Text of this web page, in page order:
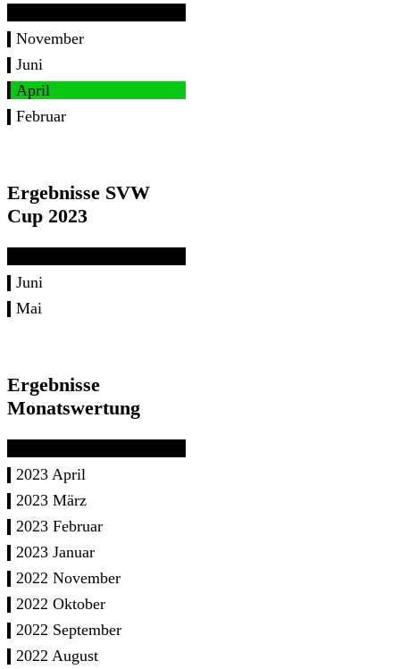
November
Juni
April
Februar
Ergebnisse SVW
Cup 2023
Juni
Mai
Ergebnisse
Monatswertung
2023 April
2023 März
2023 Februar
2023 Januar
2022 November
2022 Oktober
2022 September
2022 August